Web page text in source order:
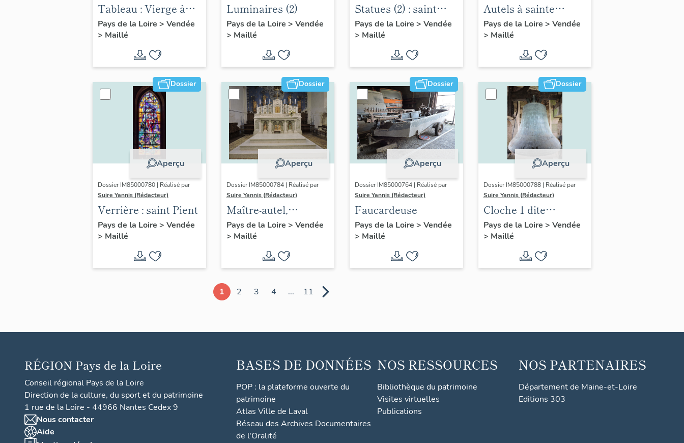
Tableau : Vierge à
l'Enfant ou VIerge
du Rosaire
Pays de la Loire > Vendée
> Maillé
Luminaires (2)
Pays de la Loire > Vendée
> Maillé
Statues (2) : saint
Joseph et le Sacré
Cœur de Jésus
Pays de la Loire > Vendée
> Maillé
Autels à sainte
Geneviève et saint
Pient, retables et
statues (ensemble de
deux autels
secondaires)
Pays de la Loire > Vendée
> Maillé
Dossier
Aperçu
Dossier IM85000780 | Réalisé par
Suire Yannis (Rédacteur)
Verrière : saint Pient
Pays de la Loire > Vendée
> Maillé
Dossier
Aperçu
Dossier IM85000784 | Réalisé par
Suire Yannis (Rédacteur)
Maître-autel,
tabernacle
Pays de la Loire > Vendée
> Maillé
Dossier
Aperçu
Dossier IM85000764 | Réalisé par
Suire Yannis (Rédacteur)
Faucardeuse
Pays de la Loire > Vendée
> Maillé
Dossier
Aperçu
Dossier IM85000788 | Réalisé par
Suire Yannis (Rédacteur)
Cloche 1 dite
Catherine
Pays de la Loire > Vendée
> Maillé
1 2 3 4 ... 11
RÉGION Pays de la Loire
Conseil régional Pays de la Loire
Direction de la culture, du sport et du patrimoine
1 rue de la Loire - 44966 Nantes Cedex 9
Nous contacter
Aide
BASES DE DONNÉES
POP : la plateforme ouverte du
patrimoine
Atlas Ville de Laval
Réseau des Archives Documentaires
de l'Oralité
NOS RESSOURCES
Bibliothèque du patrimoine
Visites virtuelles
Publications
NOS PARTENAIRES
Département de Maine-et-Loire
Editions 303